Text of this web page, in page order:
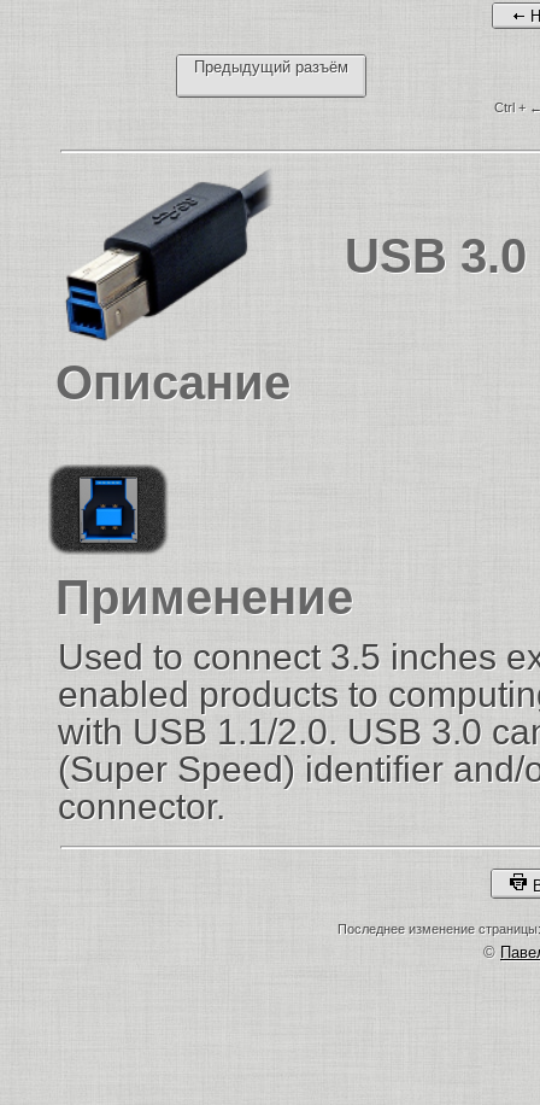
Предыдущий разъём
Ctrl +
USB
Описание
Применение
Used to connect 3.5 inches
enabled products to
with USB 1.1/2.0. USB 3.0
(Super Speed) identifier
connector.
Последнее изменение
©